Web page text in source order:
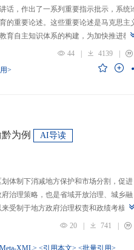
话，作出了一系列重要指示批示，系统
的重要论述。这些重要论述是马克思主
育自主知识体系的构建，为加快推进教
原创性贡献。这些原创性贡献主要体现
略定位，从政治价值、经济价值、文化
育”的战略问题；第二，从认识论角度赋
本任务、时代使命、最终目的，创新性
基本国情遵循教育规律，提出了深化教
选择、教育动力的激发、教育路径的规
问题。
44 | 4139 |
>
为例 AI导读
体制下消减地方保护和市场分割，促进
治理策略，也是省域开放治理、城乡融
受制于地方政府治理权责和政绩考核的
中日渐固化的地方利益，毗邻省际协作
大市场的政策导向，为毗邻省际协作治
20 | 741 |
XML> <引用本文> <批量引用>